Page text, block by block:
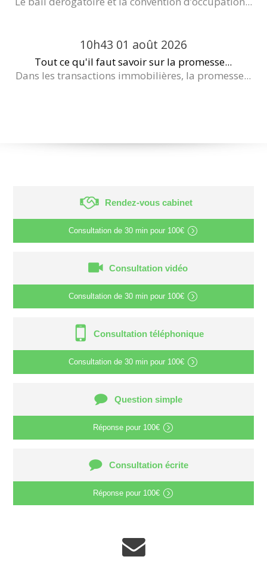
10h43 01 août 2026
Tout ce qu'il faut savoir sur la promesse...
Dans les transactions immobilières, la promesse...
Rendez-vous cabinet
Consultation de 30 min pour 100€
Consultation vidéo
Consultation de 30 min pour 100€
Consultation téléphonique
Consultation de 30 min pour 100€
Question simple
Réponse pour 100€
Consultation écrite
Réponse pour 100€